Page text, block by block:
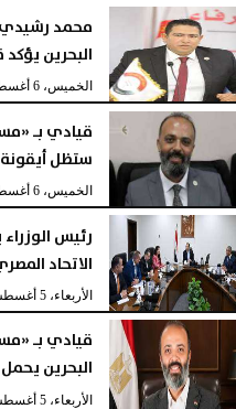
محمد
البحرين
الخميس، 6 أغسطس 2026
قيادي بـ
ستظل أيقونة
الخميس، 6 أغسطس 2026
رئيس
الاتحاد
الأربعاء، 5 أغسطس 2026
قيادي بـ
البحرين
الأربعاء، 5 أغسطس 2026